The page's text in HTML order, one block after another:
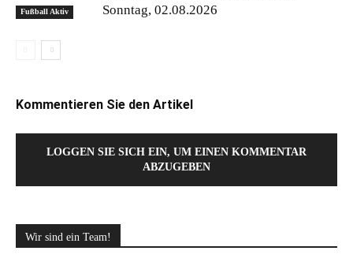
Fußball Aktiv
Sonntag, 02.08.2026
Kommentieren Sie den Artikel
LOGGEN SIE SICH EIN, UM EINEN KOMMENTAR
ABZUGEBEN
Wir sind ein Team!